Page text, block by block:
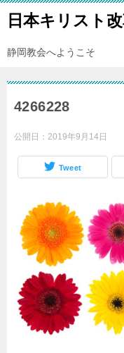
日本キリスト
静岡教会へようこそ
4266228
公開日： 2019年9月14日
Tweet